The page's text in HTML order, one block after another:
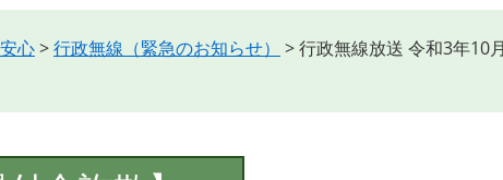
心>行政無線（緊急のお知らせ） >行政無線放送 令和3年10